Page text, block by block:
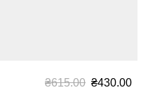
₴615.00 ₴430.00